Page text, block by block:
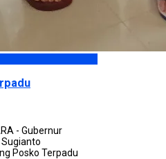
- Gubernur
Posko Terpadu